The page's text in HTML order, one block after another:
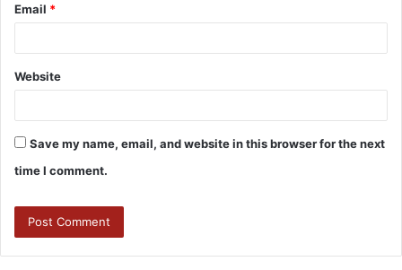
Email *
Website
Save my name, email, and website in this browser for the next
time I comment.